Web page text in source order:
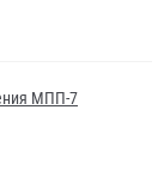
МПП-7